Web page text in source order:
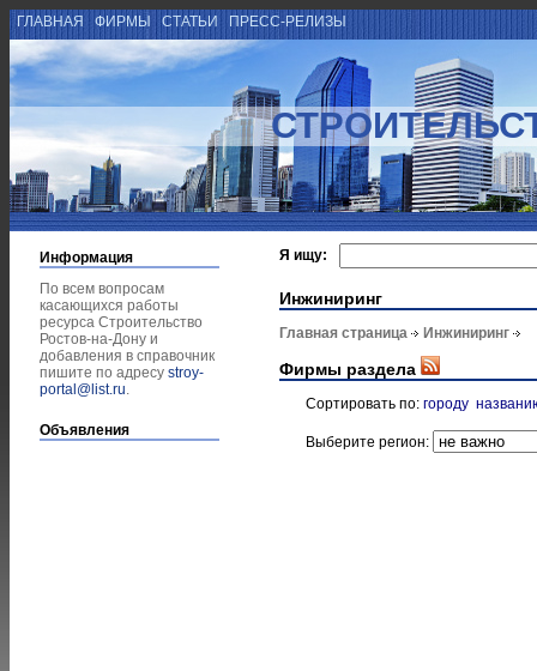
ГЛАВНАЯ ФИРМЫ СТАТЬИ ПРЕСС-РЕЛИЗЫ
Информация
По всем вопросам
касающихся работы
ресурса Строительство
Ростов-на-Дону и
добавления в справочник
пишите по адресу stroy-
portal@list.ru.
Объявления
Я ищу:
Инжиниринг
Главная страница Инжиниринг
Фирмы раздела
Сортировать по: городу
Выберите регион: